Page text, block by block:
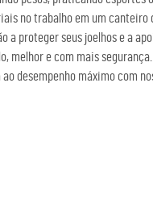
no trabalho em um canteiro
a proteger seus joelhos e a
melhor e com mais
desempenho máximo com